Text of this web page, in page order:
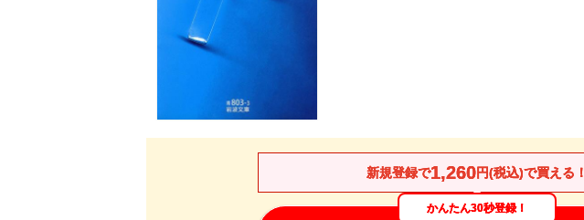
新規登録で1,260円(税込)で買える！
かんたん30秒登録！